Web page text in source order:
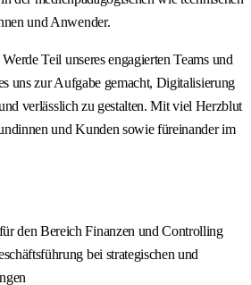
und Anwender.
Teil unseres engagierten Teams und
uns zur Aufgabe gemacht, Digitalisierung
verlässlich zu gestalten. Mit viel Herzblut
und Kunden sowie füreinander im
den Bereich Finanzen und Controlling
bei strategischen und